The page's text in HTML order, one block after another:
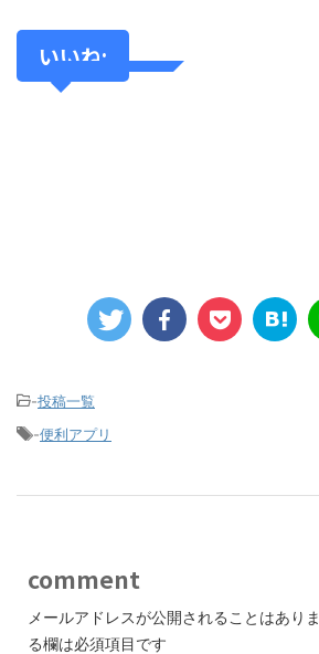
いいね:
-投稿一覧
-便利アプリ
comment
メールアドレスが公開されることはありま
る欄は必須項目です